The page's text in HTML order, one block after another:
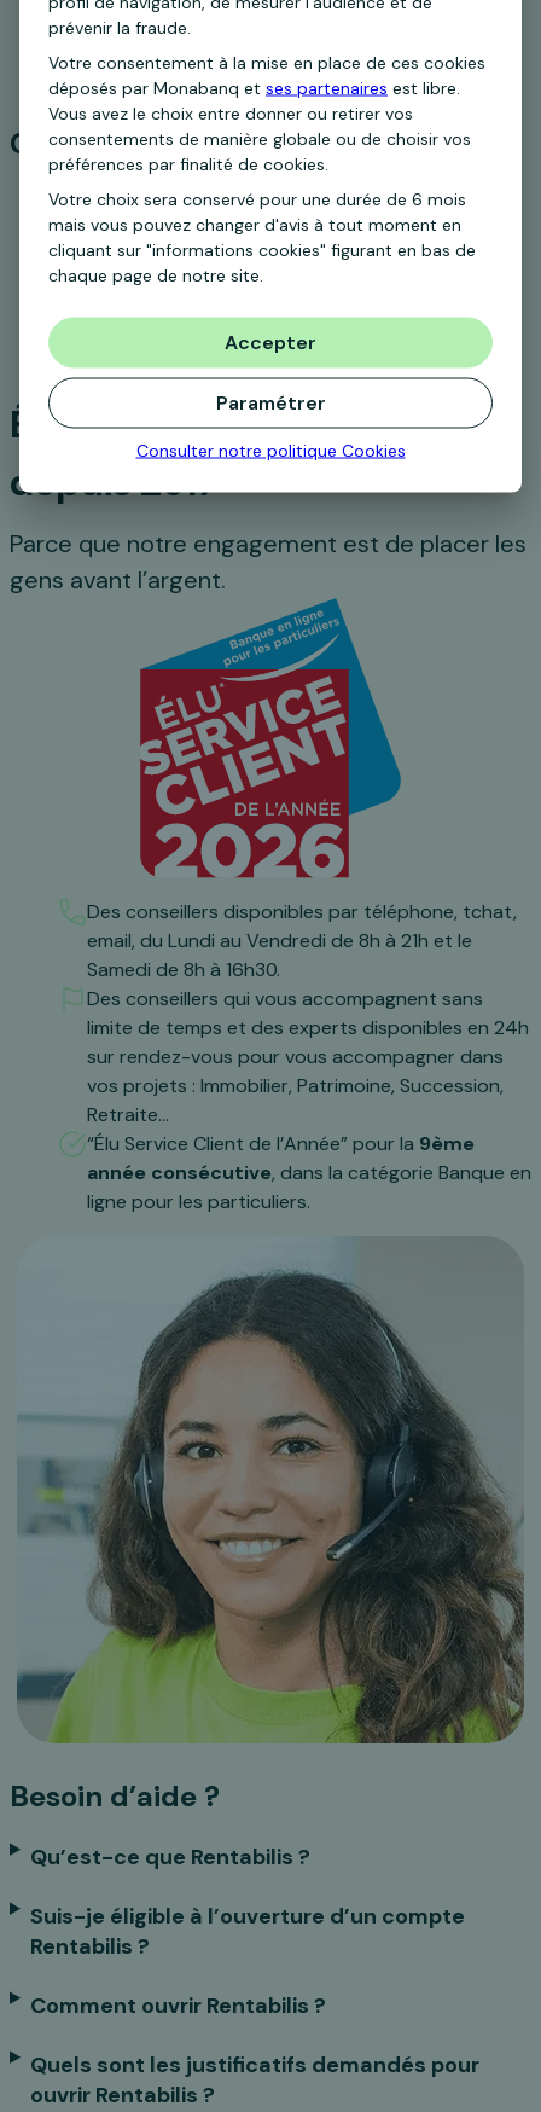
activer votre Rentabilis
Ouvrir mon Rentabilis
Ce que nos clients pensent de nous
Élu Service Client de l’Année
depuis 2017
Parce que notre engagement est de placer les
gens avant l’argent.
Des conseillers disponibles par téléphone, tchat,
email, du Lundi au Vendredi de 8h à 21h et le
Samedi de 8h à 16h30.
Des conseillers qui vous accompagnent sans
limite de temps et des experts disponibles en 24h
sur rendez-vous pour vous accompagner dans
vos projets : Immobilier, Patrimoine, Succession,
Retraite…
“Élu Service Client de l’Année” pour la 9ème
année consécutive, dans la catégorie Banque en
ligne pour les particuliers.
Besoin d’aide ?
Qu’est-ce que Rentabilis ?
Suis-je éligible à l’ouverture d’un compte
Rentabilis ?
Comment ouvrir Rentabilis ?
Quels sont les justificatifs demandés pour
ouvrir Rentabilis ?
prévenir la fraude.
Votre consentement à la mise en place de ces cookies
déposés par Monabanq et ses partenaires est libre.
Vous avez le choix entre donner ou retirer vos
consentements de manière globale ou de choisir vos
préférences par finalité de cookies.
Votre choix sera conservé pour une durée de 6 mois
mais vous pouvez changer d'avis à tout moment en
cliquant sur "informations cookies" figurant en bas de
chaque page de notre site.
Accepter
Paramétrer
Consulter notre politique Cookies